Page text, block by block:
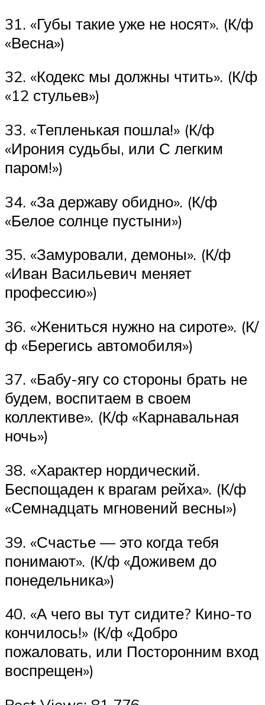
31. «Губы такие уже не носят». (К/ф
«Весна»)
32. «Кодекс мы должны чтить». (К/ф
«12 стульев»)
33. «Тепленькая пошла!» (К/ф
«Ирония судьбы, или С легким
паром!»)
34. «За державу обидно». (К/ф
«Белое солнце пустыни»)
35. «Замуровали, демоны». (К/ф
«Иван Васильевич меняет
профессию»)
36. «Жениться нужно на сироте». (К/
ф «Берегись автомобиля»)
37. «Бабу-ягу со стороны брать не
будем, воспитаем в своем
коллективе». (К/ф «Карнавальная
ночь»)
38. «Характер нордический.
Беспощаден к врагам рейха». (К/ф
«Семнадцать мгновений весны»)
39. «Счастье — это когда тебя
понимают». (К/ф «Доживем до
понедельника»)
40. «А чего вы тут сидите? Кино-то
кончилось!» (К/ф «Добро
пожаловать, или Посторонним вход
воспрещен»)